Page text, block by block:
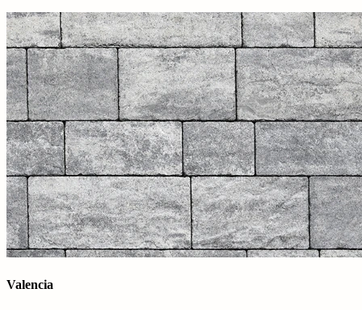
Valencia